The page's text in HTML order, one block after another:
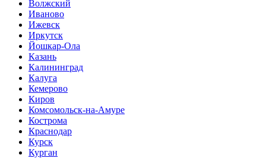
Волжский
Иваново
Ижевск
Иркутск
Йошкар-Ола
Казань
Калининград
Калуга
Кемерово
Киров
Комсомольск-на-Амуре
Кострома
Краснодар
Курск
Курган